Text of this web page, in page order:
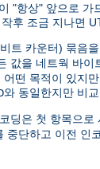
"항상" 앞으로 가
후 조금 지나면
트 카운터) 묶음
값을 네트웍 바
떤 목적이 있지
와 동일한지만 비
딩은 첫 항목으
단하고 이전 인